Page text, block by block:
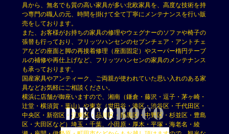
具から、無名でも質の高い家具が多い北欧家具を、高度な技術を持
つ専門の職人の元、時間を掛けて全て丁寧にメンテナンスを行い販
売をしております。
また、お客様がお持ちの家具の修理やウェグナーのソファや椅子の
張替も行っており、フリッツハンセンのセブンチェア・アントチェ
アなどの座面と脚の再接着修理（座面固定）やスーパー楕円テーブ
ルの補修や再仕上げなど、フリッツハンセンの家具のメンテナンス
も承っております。
国産家具やアンティーク、ご両親が使われていた思い入れのある家
具などお気軽にご相談ください。
横浜に店舗が御座いますので、湘南（鎌倉・藤沢・逗子・茅ヶ崎・
辻堂・横須賀・葉山）や東京（世田谷・港区・渋谷区・千代田区・
中央区・新宿区・江東区・品川区・目黒区・中野区・杉並区・豊島
区・大田区など）埼玉・千葉、小田原・厚木・平塚・海老名・綾